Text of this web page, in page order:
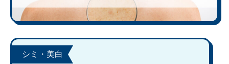
シミ・美白